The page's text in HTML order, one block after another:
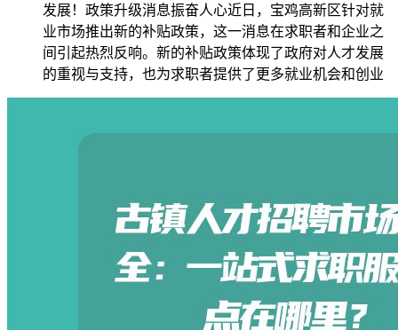
发展！政策升级消息振奋人心近日，宝鸡高新区针对就
业市场推出新的补贴政策，这一消息在求职者和企业之
间引起热烈反响。新的补贴政策体现了政府对人才发展
的重视与支持，也为求职者提供了更多就业机会和创业